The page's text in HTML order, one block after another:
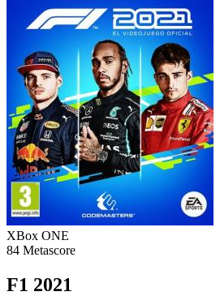
XBox ONE
84 Metascore
F1 2021